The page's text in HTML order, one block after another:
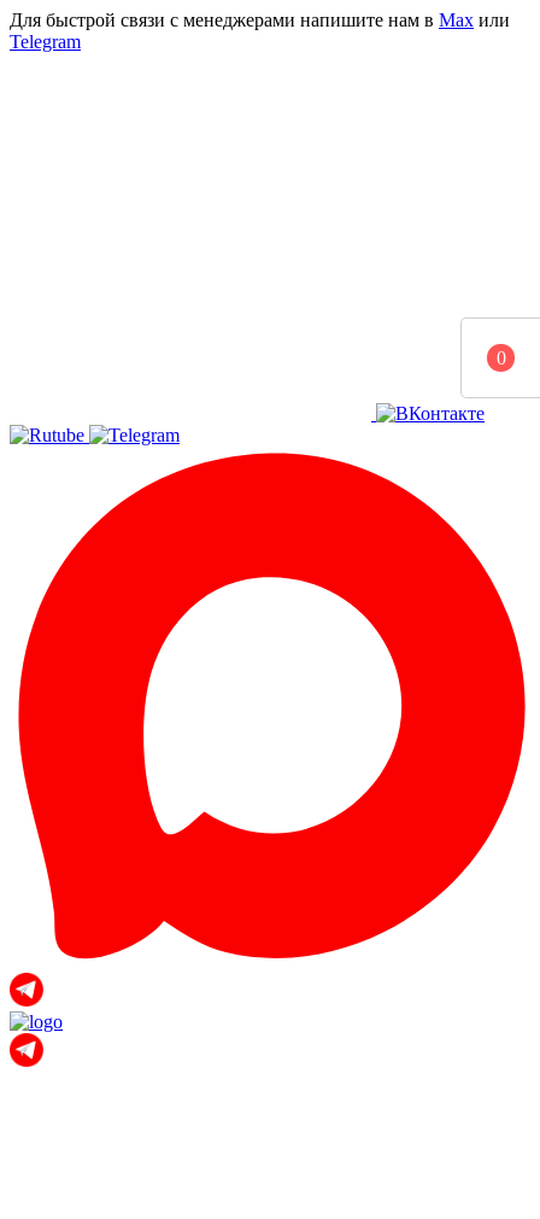
Для быстрой связи с менеджерами напишите нам в Мах или
Telegram
0